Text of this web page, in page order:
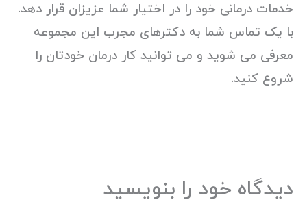
خدمات درمانی خود را در اختیار شما عزیزان قرار دهد.
با یک تماس شما به دکترهای مجرب این مجموعه
معرفی می شوید و می توانید کار درمان خودتان را
شروع کنید.
دیدگاه‌ خود را بنویسید